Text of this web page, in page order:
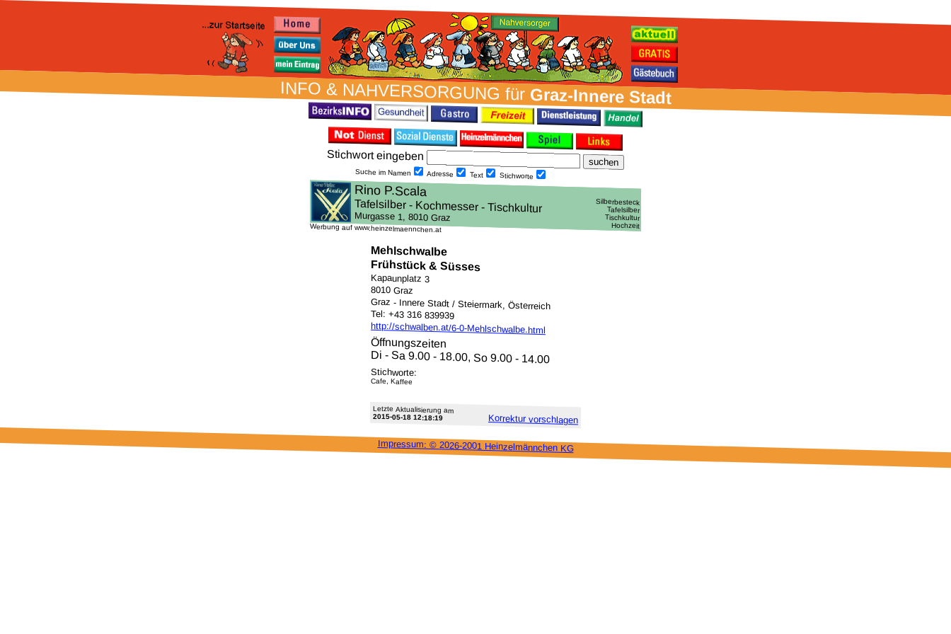
INFO & NAH­VER­SORG­UNG fürGraz-Innere Stadt
Stich­wort ein­geben
Suche im Namen Adresse Text Stich­worte
Werbung auf www.heinzelmaennchen.at
Mehlschwalbe
Frühstück & Süsses
Kapaunplatz 3
8010 Graz
Graz - Innere Stadt / Steiermark, Österreich
Tel: +43 316 839939
http://schwalben.at/6-0-Mehlschwalbe.html
Öffnungszeiten
Di - Sa 9.00 - 18.00, So 9.00 - 14.00
Stichworte:
Cafe, Kaffee
Letzte Aktu­alisie­rung am
2015-05-18 12:18:19 Korrektur vor­schlagen
Impressum: © 2026-2001 Heinzel­männchen KG